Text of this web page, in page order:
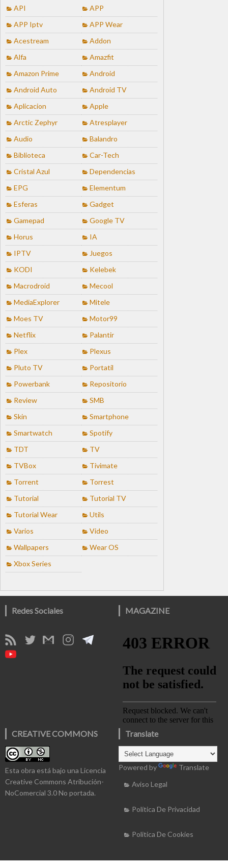
API
APP
APP Iptv
APP Wear
Acestream
Addon
Alfa
Amazfit
Amazon Prime
Android
Android Auto
Android TV
Aplicacion
Apple
Arctic Zephyr
Atresplayer
Audio
Balandro
Biblioteca
Car-Tech
Cristal Azul
Dependencias
EPG
Elementum
Esferas
Gadget
Gamepad
Google TV
Horus
IA
IPTV
Juegos
KODI
Kelebek
Macrodroid
Mecool
MediaExplorer
Mitele
Moes TV
Motor99
Netflix
Palantir
Plex
Plexus
Pluto TV
Portatil
Powerbank
Repositorio
Review
SMB
Skin
Smartphone
Smartwatch
Spotify
TDT
TV
TVBox
Tivimate
Torrent
Torrest
Tutorial
Tutorial TV
Tutorial Wear
Utils
Varios
Video
Wallpapers
Wear OS
Xbox Series
Redes Sociales MAGAZINE
CREATIVE COMMONS
Esta obra está bajo una Licencia
Creative Commons Atribución-
NoComercial 3.0 No portada.
Translate
Powered by
Translate
Aviso Legal
Política De Privacidad
Politica De Cookies